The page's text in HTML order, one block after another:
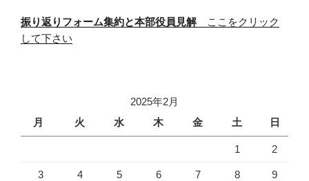
振り返りフォーム集約と本部役員見解
ここをクリック
して下さい
2025年2月
月
火 水 木 金 土 日
1 2
3 4 5 6 7 8 9